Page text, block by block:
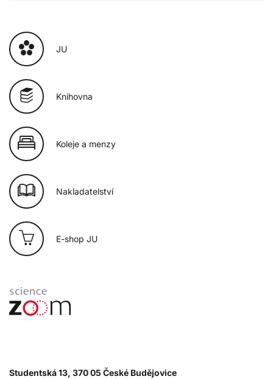
JU
Knihovna
Koleje a menzy
Nakladatelství
E-shop JU
Studentská 13, 370 05 České Budějovice